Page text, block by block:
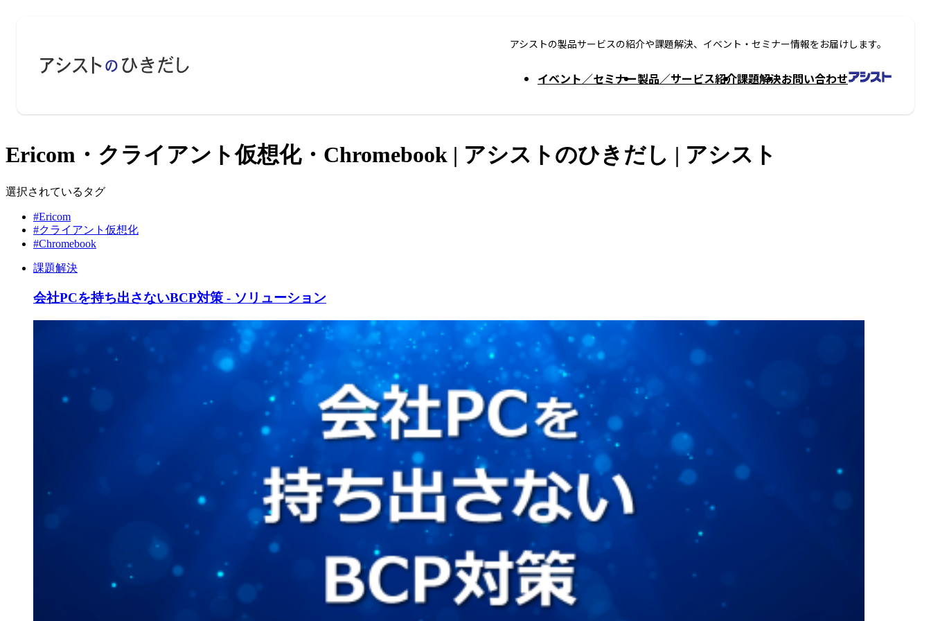
アシストの製品サービスの紹介や課題解決、イベント・セミナー情報をお届けします。
イベント／セミナー製品／サービス紹介課題解決お問い合わせ
Ericom・クライアント仮想化・Chromebook | アシストのひきだし | アシスト
選択されているタグ
#Ericom
#クライアント仮想化
#Chromebook
課題解決
会社PCを持ち出さないBCP対策 - ソリューション